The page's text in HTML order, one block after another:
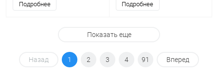
Подробнее Подробнее
Показать еще
Назад 1 2 3 4 91 Вперед